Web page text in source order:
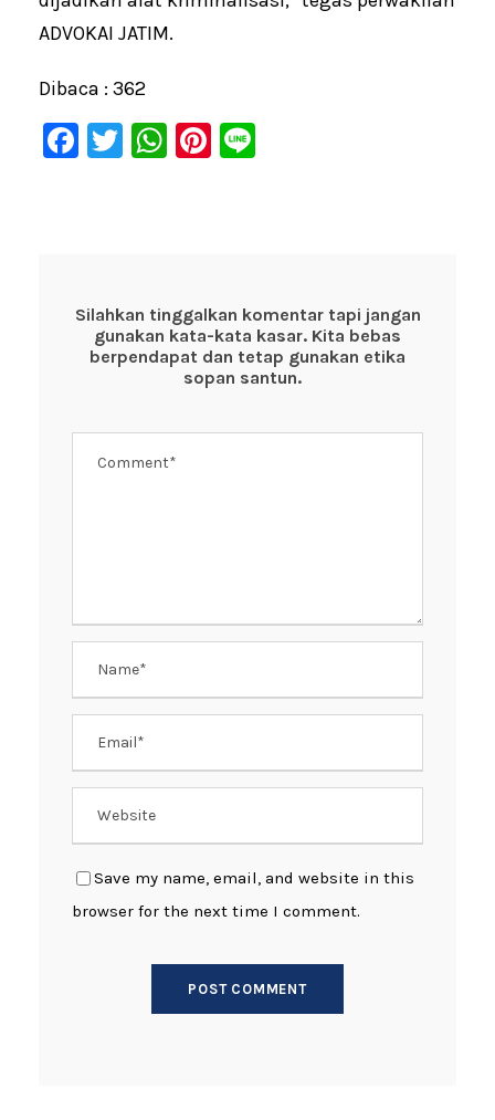
ADVOKAI JATIM.
Dibaca : 362
F
o
o
T
W
p
p
Pi
Silahkan tinggalkan komentar tapi jangan
gunakan kata-kata kasar. Kita bebas
berpendapat dan tetap gunakan etika
sopan santun.
Save my name, email, and website in this
browser for the next time I comment.